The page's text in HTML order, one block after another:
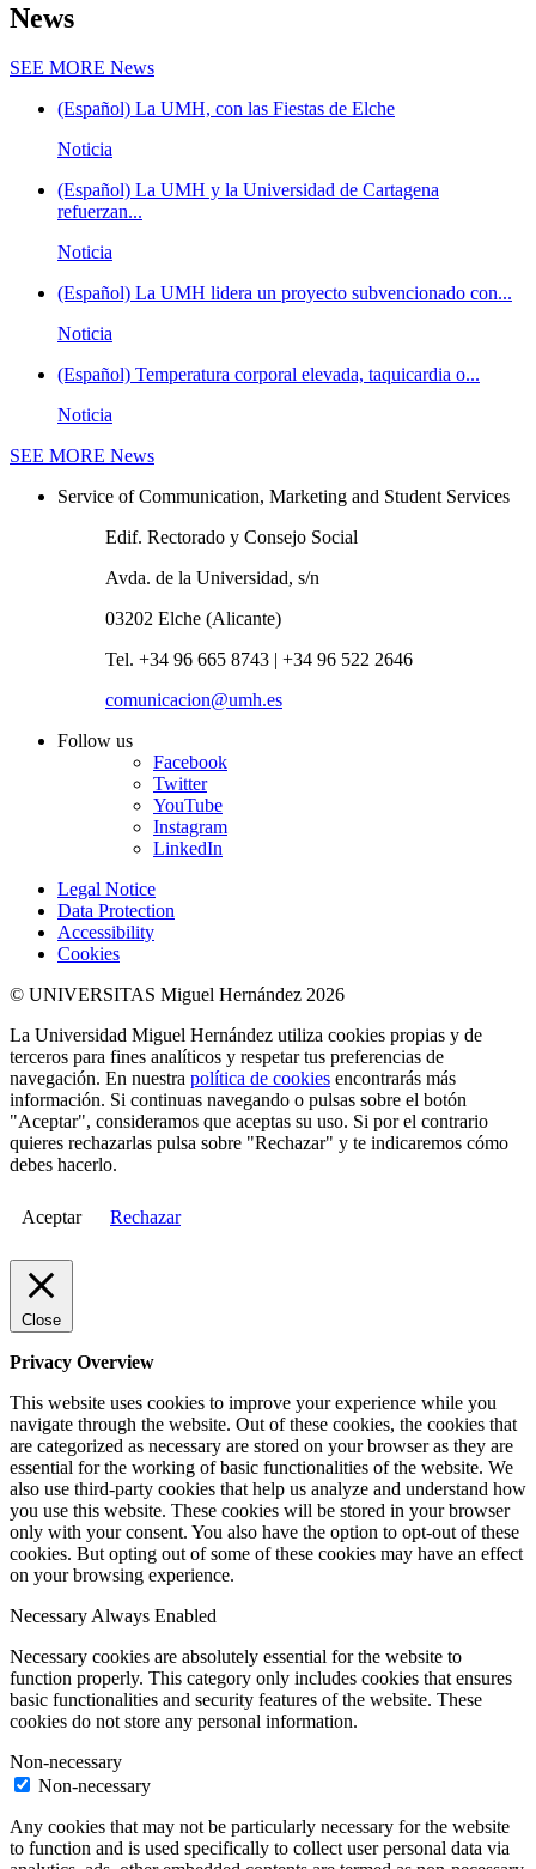
News
SEE MORE News
(Español) La UMH, con las Fiestas de Elche
Noticia
(Español) La UMH y la Universidad de Cartagena
refuerzan...
Noticia
(Español) La UMH lidera un proyecto subvencionado con...
Noticia
(Español) Temperatura corporal elevada, taquicardia o...
Noticia
SEE MORE News
Service of Communication, Marketing and Student Services
Edif. Rectorado y Consejo Social
Avda. de la Universidad, s/n
03202 Elche (Alicante)
Tel. +34 96 665 8743 | +34 96 522 2646
comunicacion@umh.es
Follow us
Facebook
Twitter
YouTube
Instagram
LinkedIn
Legal Notice
Data Protection
Accessibility
Cookies
© UNIVERSITAS Miguel Hernández 2026
La Universidad Miguel Hernández utiliza cookies propias y de
terceros para fines analíticos y respetar tus preferencias de
navegación. En nuestra política de cookies encontrarás más
información. Si continuas navegando o pulsas sobre el botón
"Aceptar", consideramos que aceptas su uso. Si por el contrario
quieres rechazarlas pulsa sobre "Rechazar" y te indicaremos cómo
debes hacerlo.
Aceptar Rechazar
Close
Privacy Overview
This website uses cookies to improve your experience while you
navigate through the website. Out of these cookies, the cookies that
are categorized as necessary are stored on your browser as they are
essential for the working of basic functionalities of the website. We
also use third-party cookies that help us analyze and understand how
you use this website. These cookies will be stored in your browser
only with your consent. You also have the option to opt-out of these
cookies. But opting out of some of these cookies may have an effect
on your browsing experience.
NecessaryAlways Enabled
Necessary cookies are absolutely essential for the website to
function properly. This category only includes cookies that ensures
basic functionalities and security features of the website. These
cookies do not store any personal information.
Non-necessary
Non-necessary
Any cookies that may not be particularly necessary for the website
to function and is used specifically to collect user personal data via